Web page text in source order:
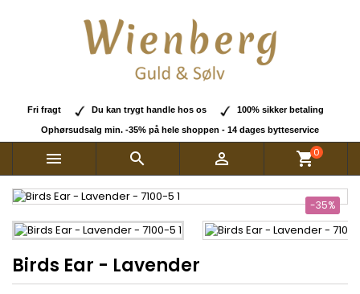
Fri fragt Du kan trygt handle hos os 100% sikker betaling
Ophørsudsalg min. -35% på hele shoppen - 14 dages bytteservice
   shopping_cart0
-35%
Birds Ear - Lavender